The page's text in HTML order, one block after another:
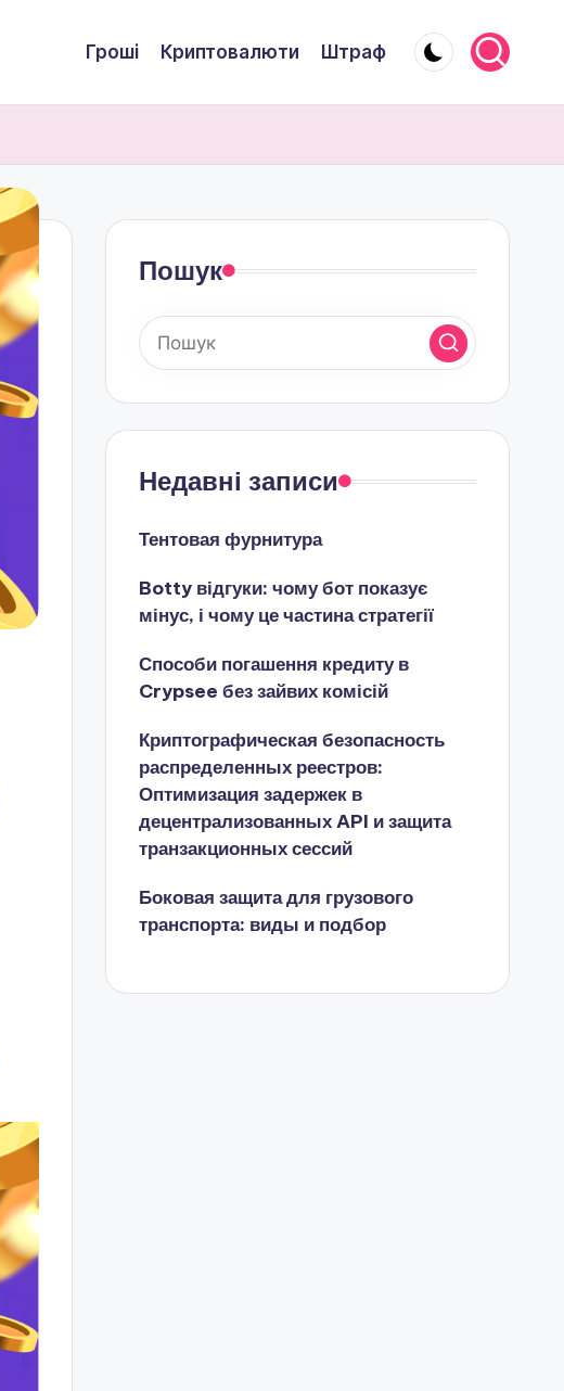
Гроші Криптовалюти Штраф
Пошук
Недавні записи
Тентовая фурнитура
Botty відгуки: чому бот показує
мінус, і чому це частина стратегії
Способи погашення кредиту в
Crypsee без зайвих комісій
Криптографическая безопасность
распределенных реестров:
Оптимизация задержек в
децентрализованных API и защита
транзакционных сессий
Боковая защита для грузового
транспорта: виды и подбор